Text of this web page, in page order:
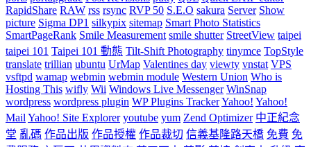
RapidShare RAW rss rsync RVP 50 S.E.O sakura Server Show
picture Sigma DP1 silkypix sitemap Smart Photo Statistics
SmartPageRank Smile Measurement smile shutter StreetView taipei
taipei 101 Taipei 101 動態 Tilt-Shift Photography tinymce TopStyle
translate trillian ubuntu UrMap Valentines day viewty vnstat VPS
vsftpd wamap webmin webmin module Western Union Who is
Hosting This wifly Wii Windows Live Messenger WinSnap
wordpress wordpress plugin WP Plugins TrackerYahoo! Yahoo!
Mail Yahoo! Site Explorer youtube yum Zend Optimizer 中正紀念
堂 亂碼 作品出版 作品授權 作品裁切 信義基隆路天橋 免費 免